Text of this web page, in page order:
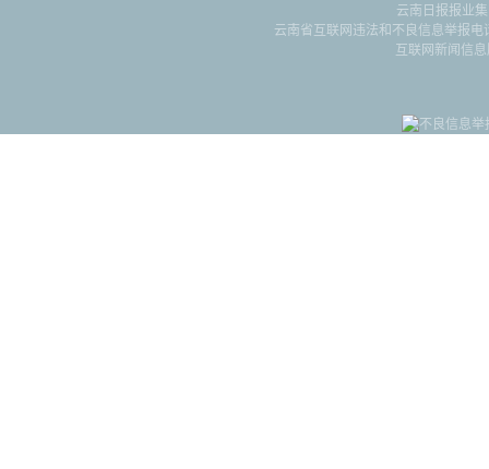
云南日报报业
云南省互联网违法和不良信息举报
互联网新闻信